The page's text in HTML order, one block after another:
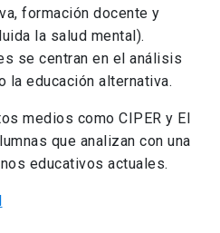
formación docente y
la salud mental).
se centran en el análisis
la educación alternativa.
medios como CIPER y El
que analizan con una
educativos actuales.